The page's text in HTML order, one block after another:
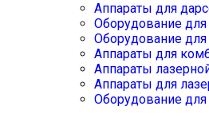
Аппараты для
Оборудование для
Оборудование для
Аппараты для
Аппараты
Аппараты для
Оборудование для